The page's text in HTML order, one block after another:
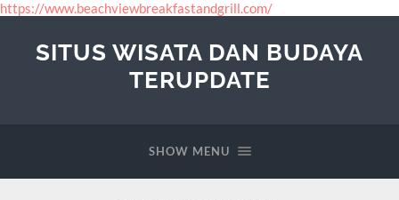
https://www.beachviewbreakfastandgrill.com/
SITUS WISATA DAN BUDAYA
TERUPDATE
SHOW MENU